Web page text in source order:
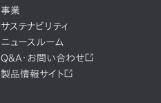
事業
サステナビリティ
ニュースルーム
Q&A・お問い合わせ
製品情報サイト